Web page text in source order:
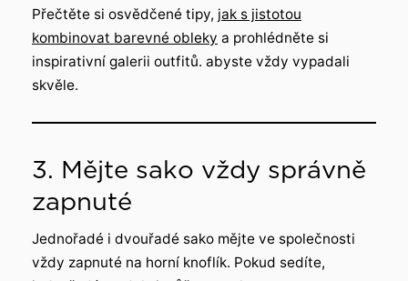
Přečtěte si osvědčené tipy, jak s jistotou
kombinovat barevné obleky a prohlédněte si
inspirativní galerii outfitů. abyste vždy vypadali
skvěle.
3. Mějte sako vždy správně
zapnuté
Jednořadé i dvouřadé sako mějte ve společnosti
vždy zapnuté na horní knoflík. Pokud sedíte,